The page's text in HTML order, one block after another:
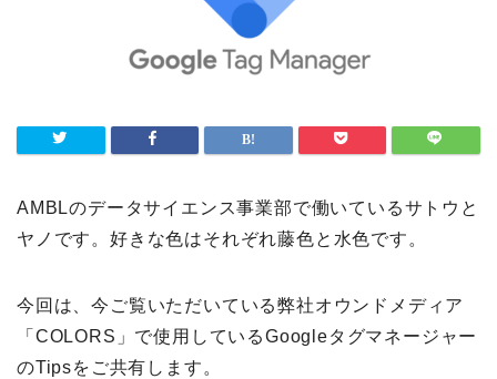
AMBLのデータサイエンス事業部で働いているサトウと
ヤノです。好きな色はそれぞれ藤色と水色です。
今回は、今ご覧いただいている弊社オウンドメディア
「COLORS」で使用しているGoogleタグマネージャー
のTipsをご共有します。